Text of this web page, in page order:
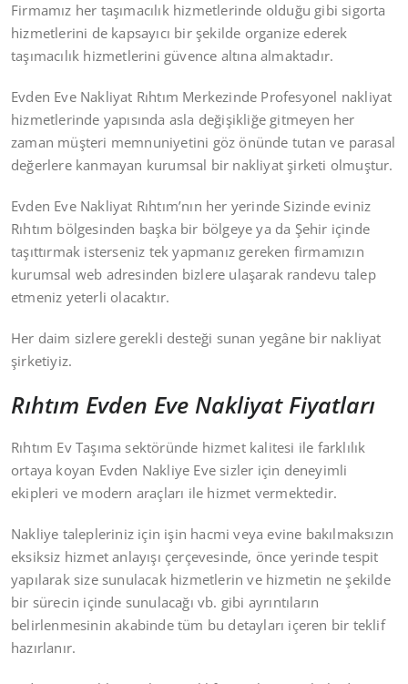
Firmamız her taşımacılık hizmetlerinde olduğu gibi sigorta
hizmetlerini de kapsayıcı bir şekilde organize ederek
taşımacılık hizmetlerini güvence altına almaktadır.
Evden Eve Nakliyat Rıhtım Merkezinde Profesyonel nakliyat
hizmetlerinde yapısında asla değişikliğe gitmeyen her
zaman müşteri memnuniyetini göz önünde tutan ve parasal
değerlere kanmayan kurumsal bir nakliyat şirketi olmuştur.
Evden Eve Nakliyat Rıhtım’nın her yerinde Sizinde eviniz
Rıhtım bölgesinden başka bir bölgeye ya da Şehir içinde
taşıttırmak isterseniz tek yapmanız gereken firmamızın
kurumsal web adresinden bizlere ulaşarak randevu talep
etmeniz yeterli olacaktır.
Her daim sizlere gerekli desteği sunan yegâne bir nakliyat
şirketiyiz.
Rıhtım Evden Eve Nakliyat Fiyatları
Rıhtım Ev Taşıma sektöründe hizmet kalitesi ile farklılık
ortaya koyan Evden Nakliye Eve sizler için deneyimli
ekipleri ve modern araçları ile hizmet vermektedir.
Nakliye talepleriniz için işin hacmi veya evine bakılmaksızın
eksiksiz hizmet anlayışı çerçevesinde, önce yerinde tespit
yapılarak size sunulacak hizmetlerin ve hizmetin ne şekilde
bir sürecin içinde sunulacağı vb. gibi ayrıntıların
belirlenmesinin akabinde tüm bu detayları içeren bir teklif
hazırlanır.